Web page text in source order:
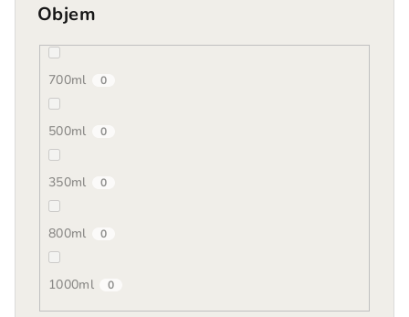
Objem
700ml 0
500ml 0
350ml 0
800ml 0
1000ml 0